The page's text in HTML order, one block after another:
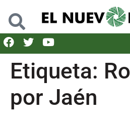
Etiqueta:
por Jaén